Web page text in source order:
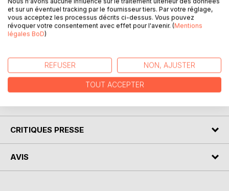
esprit ?
L'épouse n'a-t-elle pas accordé à l'époux sous le titre «
mon cher et tendre » le pouvoir qu'elle lui avait refusé sous
Que penses-tu de ça Maïa ?
CRITIQUES PRESSE
AVIS
et sur un éventuel tracking par le fournisseur tiers. Par votre réglage,
vous acceptez les processus décrits ci-dessus. Vous pouvez
révoquer votre consentement avec effet pour l'avenir. (Mentions
légales BoD)
REFUSER NON, AJUSTER
TOUT ACCEPTER